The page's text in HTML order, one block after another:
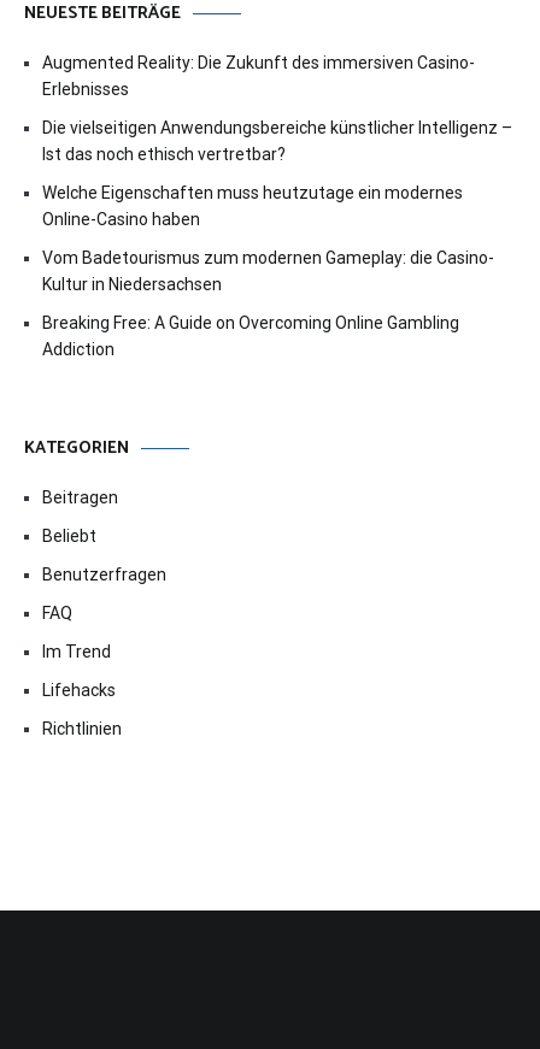
NEUESTE BEITRÄGE
Augmented Reality: Die Zukunft des immersiven Casino-
Erlebnisses
Die vielseitigen Anwendungsbereiche künstlicher Intelligenz –
Ist das noch ethisch vertretbar?
Welche Eigenschaften muss heutzutage ein modernes
Online-Casino haben
Vom Badetourismus zum modernen Gameplay: die Casino-
Kultur in Niedersachsen
Breaking Free: A Guide on Overcoming Online Gambling
Addiction
KATEGORIEN
Beitragen
Beliebt
Benutzerfragen
FAQ
Im Trend
Lifehacks
Richtlinien